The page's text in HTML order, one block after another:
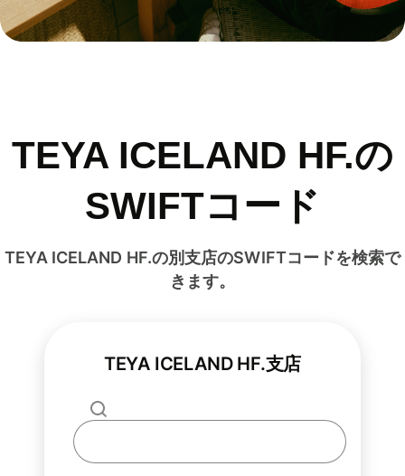
TEYA ICELAND HF.の
SWIFTコード
TEYA ICELAND HF.の別支店のSWIFTコードを検索で
きます。
TEYA ICELAND HF.支店